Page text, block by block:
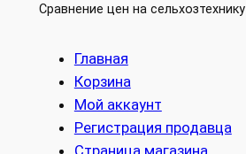
Сравнение цен на сельхозтехнику
Главная
Корзина
Мой аккаунт
Регистрация продавца
Страница магазина